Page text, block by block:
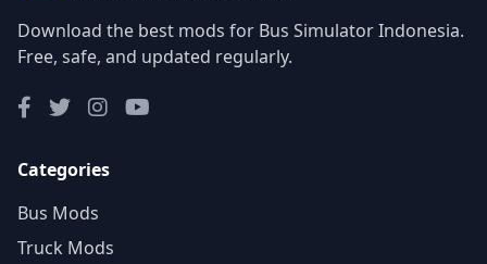
Download the best mods for Bus Simulator Indonesia.
Free, safe, and updated regularly.
Categories
Bus Mods
Truck Mods